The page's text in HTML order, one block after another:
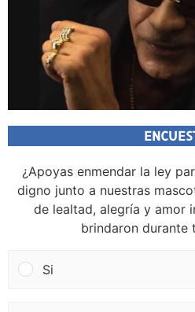
¿Apoyas enmendar la ley
digno junto a nuestras
de lealtad, alegría y amor
brindaron durante
Si